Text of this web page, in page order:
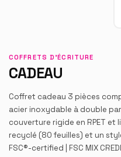
COFFRETS D'ÉCRITURE
CADEAU
Coffret cadeau 3 pièces
acier inoxydable à double
couverture rigide en RPET et
recyclé (80 feuilles) et un
FSC®-certified | FSC MIX